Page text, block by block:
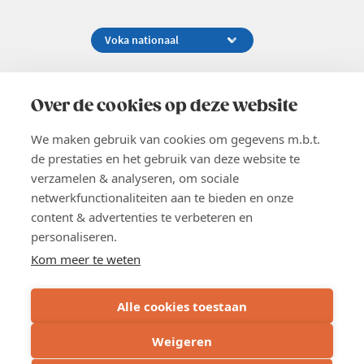
Over de cookies op deze website
We maken gebruik van cookies om gegevens m.b.t.
de prestaties en het gebruik van deze website te
verzamelen & analyseren, om sociale
netwerkfunctionaliteiten aan te bieden en onze
content & advertenties te verbeteren en
personaliseren.
Kom meer te weten
Alle cookies toestaan
Weigeren
02 229 81 11
EN
Word lid
Voka 2026
Privacyverklaring
Cookie verklaring